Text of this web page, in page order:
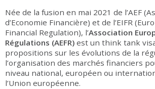
Née de la fusion en mai 2021 de l’AEF
d’Economie Financière) et de l’EIFR
Financial Regulation), l’Association
Régulations (AEFR) est un think tank
propositions sur les évolutions de la
l’organisation des marchés financiers
niveau national, européen ou
l’Union européenne.